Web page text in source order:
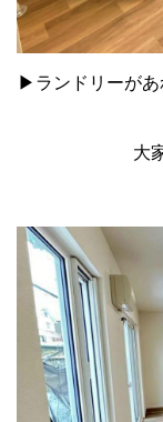
▶ランドリーがあ
大